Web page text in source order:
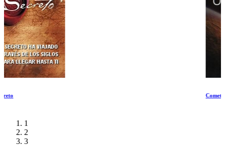
1
2
3